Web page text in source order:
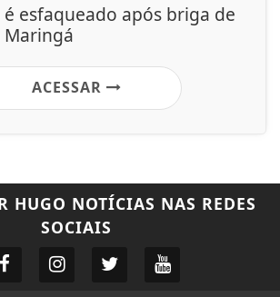
esfaqueado após briga de
ACESSAR
HUGO NOTÍCIAS NAS REDES
SOCIAIS